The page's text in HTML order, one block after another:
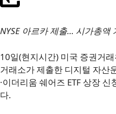
NYSE 아르카 제출… 시가총액
10일(현지시간) 미국 증권거
거래소가 제출한 디지털 자산
·이더리움 쉐어즈 ETF 상장
다.